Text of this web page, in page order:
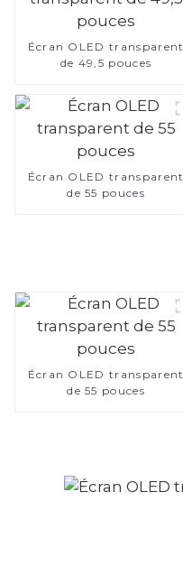
Écran OLED transparent
de 49,5 pouces
Écran OLED transparent
de 55 pouces
Écran OLED transparent
de 55 pouces